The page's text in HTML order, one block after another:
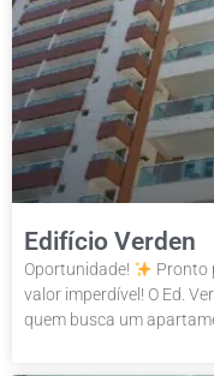
Edifício Verden
Oportunidade!
Pronto
valor imperdível! O Ed.
quem busca um